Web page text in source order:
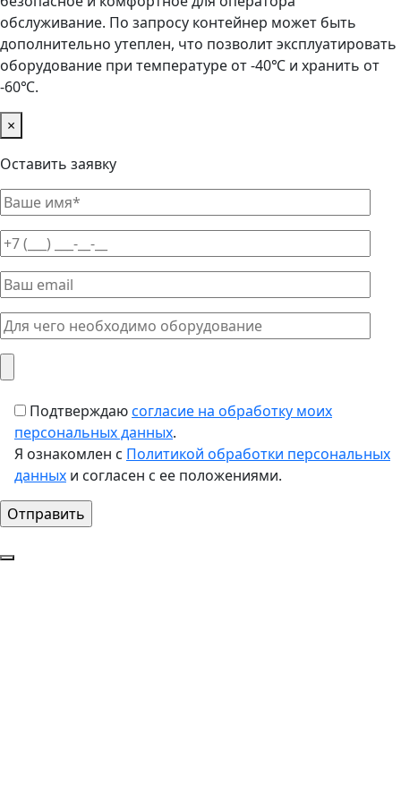
обслуживание. По запросу контейнер может быть
дополнительно утеплен, что позволит эксплуатировать
оборудование при температуре от -40℃ и хранить от
-60℃.
×
Оставить заявку
Подтверждаюсогласие на обработку моих
персональных данных.
Я ознакомлен с Политикой обработки персональных
данных и согласен с ее положениями.